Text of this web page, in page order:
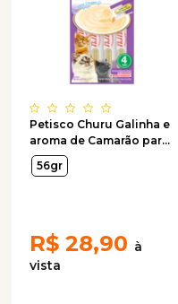
Petisco Churu Galinha e
aroma de Camarão para
Gatos com 4 Unidades
de 14g
56gr
R$ 28,90